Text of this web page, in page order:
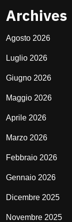
Archives
Agosto 2026
Luglio 2026
Giugno 2026
Maggio 2026
Aprile 2026
Marzo 2026
Febbraio 2026
Gennaio 2026
Dicembre 2025
Novembre 2025